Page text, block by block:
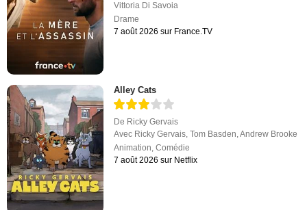
Vittoria Di Savoia
Drame
7 août 2026 sur France.TV
Alley Cats
De Ricky Gervais
Avec Ricky Gervais,Tom Basden,Andrew Brooke
Animation,Comédie
7 août 2026 sur Netflix